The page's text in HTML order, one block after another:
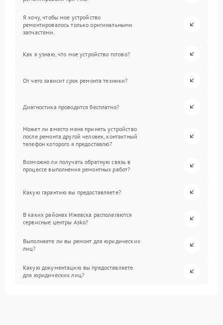
Я хочу, чтобы мое устройство
ремонтировалось только оригинальными
запчастями.
Как я узнаю, что мое устройство готово?
От чего зависит срок ремонта техники?
Диагностика проводится бесплатно?
Может ли вместо меня принять устройство
после ремонта другой человек, контактный
телефон которого я предоставлю?
Возможно ли получать обратную связь в
процессе выполнения ремонтных работ?
Какую гарантию вы предоставляете?
В каких районах Ижевска располагаются
сервисные центры Asko?
Выполняете ли вы ремонт для юридических
лиц?
Какую документацию вы предоставляете
для юридических лиц?